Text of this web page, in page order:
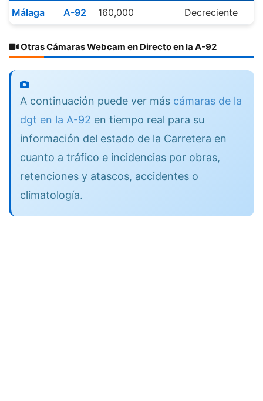
Málaga A-92 160,000 Decreciente
Otras Cámaras Webcam en Directo en la A-92
A continuación puede ver más cámaras de la
dgt en la A-92 en tiempo real para su
información del estado de la Carretera en
cuanto a tráfico e incidencias por obras,
retenciones y atascos, accidentes o
climatología.